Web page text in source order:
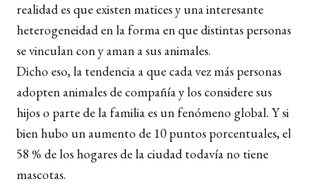
realidad es que existen matices y una interesante
heterogeneidad en la forma en que distintas personas
se vinculan con y aman a sus animales.
Dicho eso, la tendencia a que cada vez más personas
adopten animales de compañía y los considere sus
hijos o parte de la familia es un fenómeno global. Y si
bien hubo un aumento de 10 puntos porcentuales, el
58 % de los hogares de la ciudad todavía no tiene
mascotas.